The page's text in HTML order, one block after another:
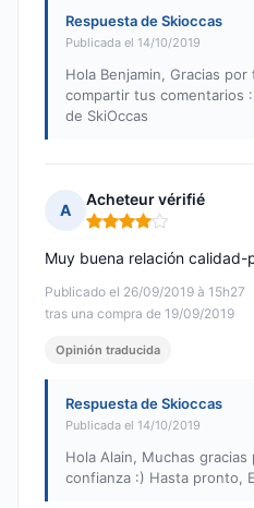
Respuesta de Skioccas
Publicada el 14/10/2019
Hola Benjamin, Gracias
compartir tus comentarios
de SkiOccas
A
Acheteur vérifié
Nota: 4 de 5
Publicado el 26/09/2019 à 15h27
tras una compra de 19/09/2019
Muy buena relación calidad-
Opinión traducida
Respuesta de Skioccas
Publicada el 14/10/2019
Hola Alain, Muchas
confianza :) Hasta pronto,